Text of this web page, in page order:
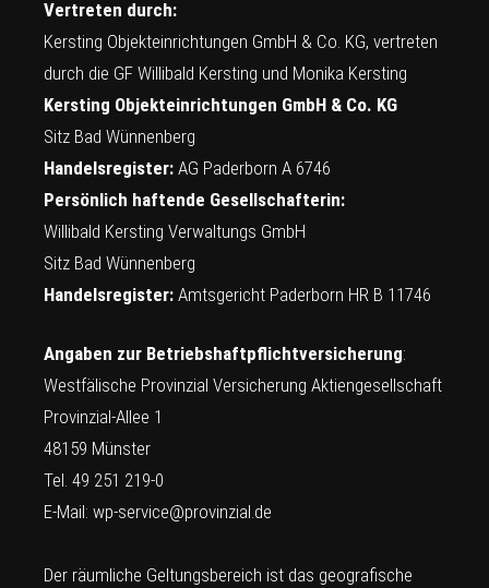
Vertreten durch:
Kersting Objekteinrichtungen GmbH & Co. KG, vertreten
durch die GF Willibald Kersting und Monika Kersting
Kersting Objekteinrichtungen GmbH & Co. KG
Sitz Bad Wünnenberg
Handelsregister: AG Paderborn A 6746
Persönlich haftende Gesellschafterin:
Willibald Kersting Verwaltungs GmbH
Sitz Bad Wünnenberg
Handelsregister: Amtsgericht Paderborn HR B 11746
Angaben zur Betriebshaftpflichtversicherung:
Westfälische Provinzial Versicherung Aktiengesellschaft
Provinzial-Allee 1
48159 Münster
Tel. 49 251 219-0
E-Mail: wp-service@provinzial.de
Der räumliche Geltungsbereich ist das geografische